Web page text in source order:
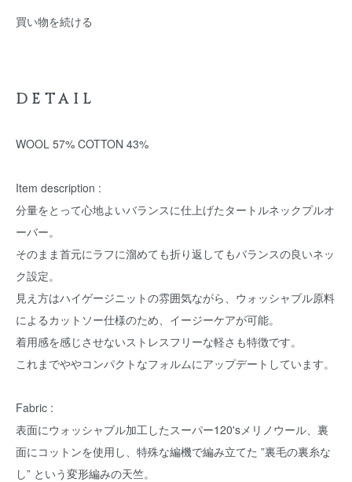
買い物を続ける
DETAIL
WOOL 57% COTTON 43%
Item description :
分量をとって心地よいバランスに仕上げたタートルネックプルオ
ーバー。
そのまま首元にラフに溜めても折り返してもバランスの良いネッ
ク設定。
見え方はハイゲージニットの雰囲気ながら、ウォッシャブル原料
によるカットソー仕様のため、イージーケアが可能。
着用感を感じさせないストレスフリーな軽さも特徴です。
これまでややコンパクトなフォルムにアップデートしています。
Fabric :
表面にウォッシャブル加工したスーパー120'sメリノウール、裏
面にコットンを使用し、特殊な編機で編み立てた ”裏毛の裏糸な
し” という変形編みの天竺。